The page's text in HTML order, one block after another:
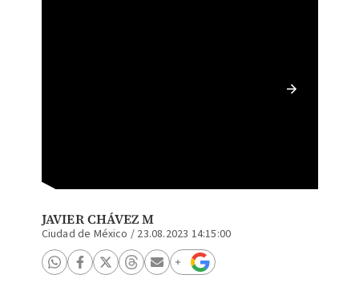
JAVIER CHÁVEZ M
Ciudad de México / 23.08.2023 14:15:00